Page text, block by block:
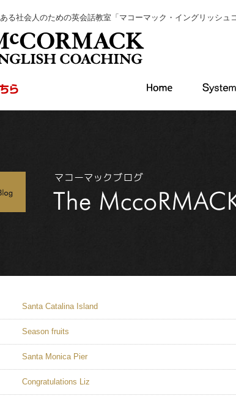
る社会人のための英会話教室「マコーマック・イングリッシュ
Santa Catalina Island
Season fruits
Santa Monica Pier
Congratulations Liz